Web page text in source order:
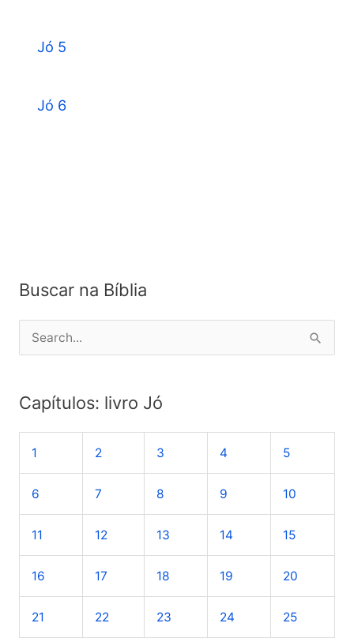
Jó 5
Jó 6
Buscar na Bíblia
e
q
u
s
p
r
Capítulos: livro Jó
1 2 3 4 5
6 7 8 9 10
11 12 13 14 15
16 17 18 19 20
21 22 23 24 25